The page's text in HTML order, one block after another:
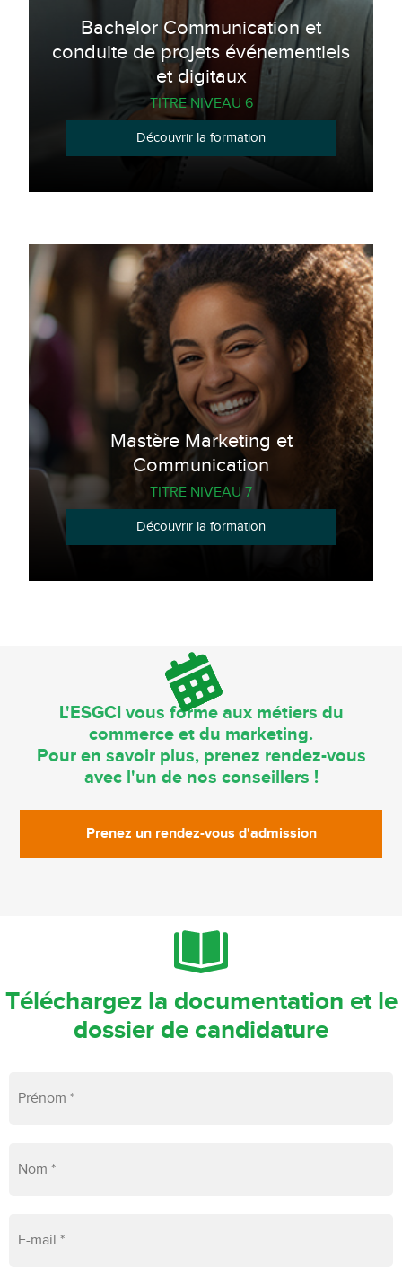
Bachelor Communication et
conduite de projets événementiels
et digitaux
TITRE NIVEAU 6
Découvrir la formation
Mastère Marketing et
Communication
TITRE NIVEAU 7
Découvrir la formation
L'ESGCI vous forme aux métiers du
commerce et du marketing.
Pour en savoir plus, prenez rendez-vous
avec l'un de nos conseillers !
Prenez un rendez-vous d'admission
Téléchargez la documentation et le
dossier de candidature